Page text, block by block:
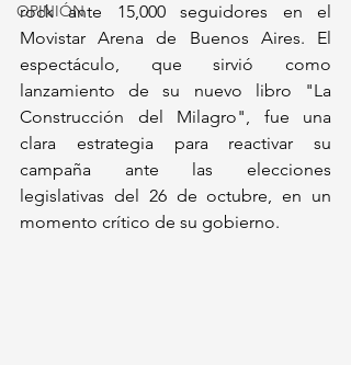
OPINIÓN
rock ante 15,000 seguidores en el
Movistar Arena de Buenos Aires. El
espectáculo, que sirvió como
lanzamiento de su nuevo libro "La
Construcción del Milagro", fue una
clara estrategia para reactivar su
campaña ante las elecciones
legislativas del 26 de octubre, en un
momento crítico de su gobierno.